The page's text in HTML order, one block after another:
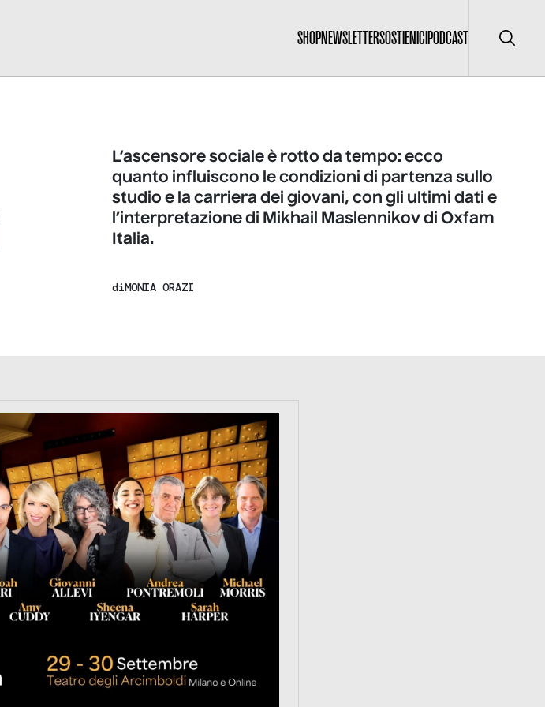
SHOPNEWSLETTERSOSTIENICIPODCAST Cerca
L’ascensore sociale è rotto da tempo: ecco
quanto influiscono le condizioni di partenza sullo
studio e la carriera dei giovani, con gli ultimi dati e
l’interpretazione di Mikhail Maslennikov di Oxfam
Italia.
diMONIA ORAZI